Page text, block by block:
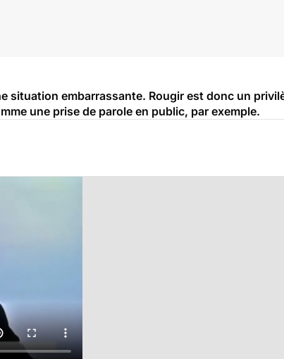
situation embarrassante. Rougir est donc un
une prise de parole en public, par exemple.